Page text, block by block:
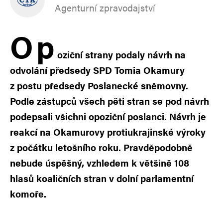
Agenturní zpravodajství
Op oziční strany podaly návrh na
odvolání předsedy SPD Tomia Okamury
z postu předsedy Poslanecké sněmovny.
Podle zástupců všech pěti stran se pod návrh
podepsali všichni opoziční poslanci. Návrh je
reakcí na Okamurovy protiukrajinské výroky
z počátku letošního roku. Pravděpodobně
nebude úspěšný, vzhledem k většině 108
hlasů koaličních stran v dolní parlamentní
komoře.